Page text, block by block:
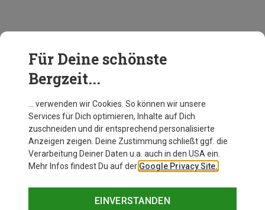
Für Deine schönste
Bergzeit...
… verwenden wir Cookies. So können wir unsere
Services für Dich optimieren, Inhalte auf Dich
zuschneiden und dir entsprechend personalisierte
Anzeigen zeigen. Deine Zustimmung schließt ggf. die
Verarbeitung Deiner Daten u.a. auch in den USA ein.
Mehr Infos findest Du auf der Google Privacy Site.
EINVERSTANDEN